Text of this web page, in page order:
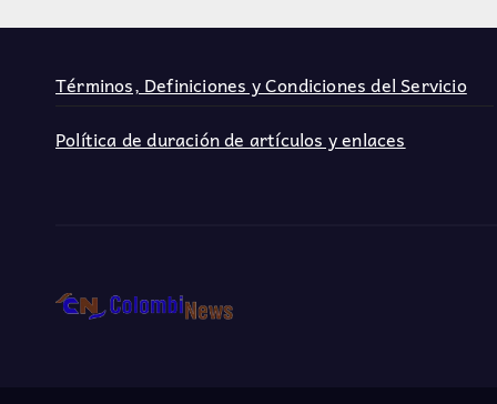
Términos, Definiciones y Condiciones del Servicio
Política de duración de artículos y enlaces